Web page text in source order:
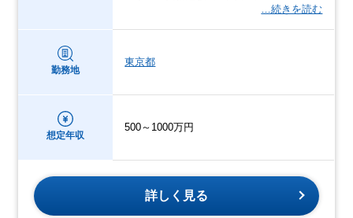
…続きを読む
勤務地
東京都
想定年収
500～1000万円
詳しく見る